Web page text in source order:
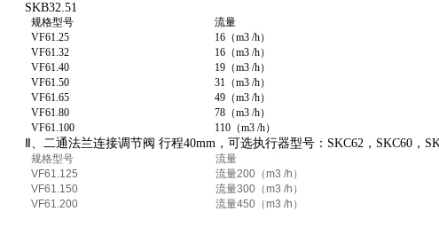
SKB32.51
规格型号
流量
VF61.25
16 （m3 /h）
VF61.32
16（m3 /h）
VF61.40
19（m3 /h）
VF61.50
31（m3 /h）
VF61.65
49（m3 /h）
VF61.80
78（m3 /h）
VF61.100 110（m3 /h）
Ⅱ、二通法兰连接调节阀 行程40mm，可选执行器型号：SKC62，SKC60，
规格型号
流量
VF61.125
流量200（m3 /h）
VF61.150
流量300（m3 /h）
VF61.200
流量450（m3 /h）